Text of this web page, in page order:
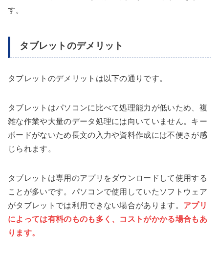
す。
タブレットのデメリット
タブレットのデメリットは以下の通りです。
タブレットはパソコンに比べて処理能力が低いため、複
雑な作業や大量のデータ処理には向いていません。キー
ボードがないため長文の入力や資料作成には不便さが感
じられます。
タブレットは専用のアプリをダウンロードして使用する
ことが多いです。パソコンで使用していたソフトウェア
がタブレットでは利用できない場合があります。 アプリ
によっては有料のものも多く、コストがかかる場合もあ
ります。